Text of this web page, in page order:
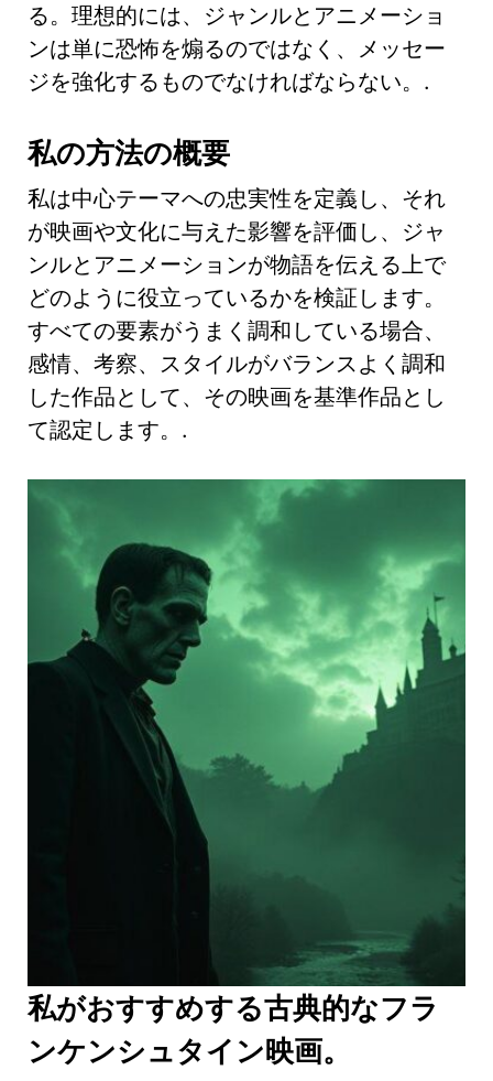
る。理想的には、ジャンルとアニメーショ
ンは単に恐怖を煽るのではなく、メッセー
ジを強化するものでなければならない。.
私の方法の概要
私は中心テーマへの忠実性を定義し、それ
が映画や文化に与えた影響を評価し、ジャ
ンルとアニメーションが物語を伝える上で
どのように役立っているかを検証します。
すべての要素がうまく調和している場合、
感情、考察、スタイルがバランスよく調和
した作品として、その映画を基準作品とし
て認定します。.
私がおすすめする古典的なフラ
ンケンシュタイン映画。